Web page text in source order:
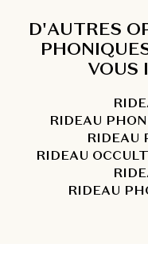
D'AUTRES
VOUS
RIDEAU
RIDEAU
RIDEAU
RIDEAU